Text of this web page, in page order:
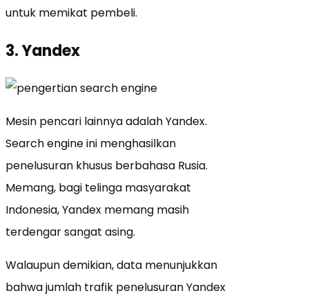
untuk memikat pembeli.
3. Yandex
Mesin pencari lainnya adalah Yandex.
Search engine ini menghasilkan
penelusuran khusus berbahasa Rusia.
Memang, bagi telinga masyarakat
Indonesia, Yandex memang masih
terdengar sangat asing.
Walaupun demikian, data menunjukkan
bahwa jumlah trafik penelusuran Yandex